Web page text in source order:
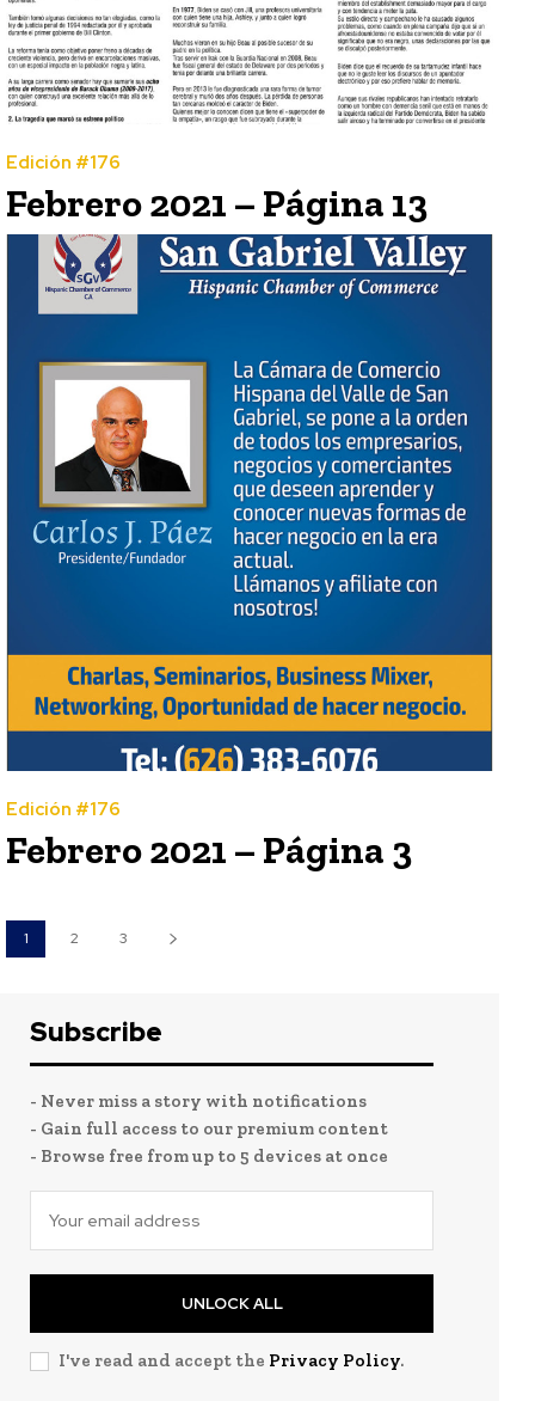
Edición #176
Febrero 2021 – Página 13
Edición #176
Febrero 2021 – Página 3
1 2 3
Subscribe
- Never miss a story with notifications
- Gain full access to our premium content
- Browse free from up to 5 devices at once
UNLOCK ALL
I've read and accept the Privacy Policy.